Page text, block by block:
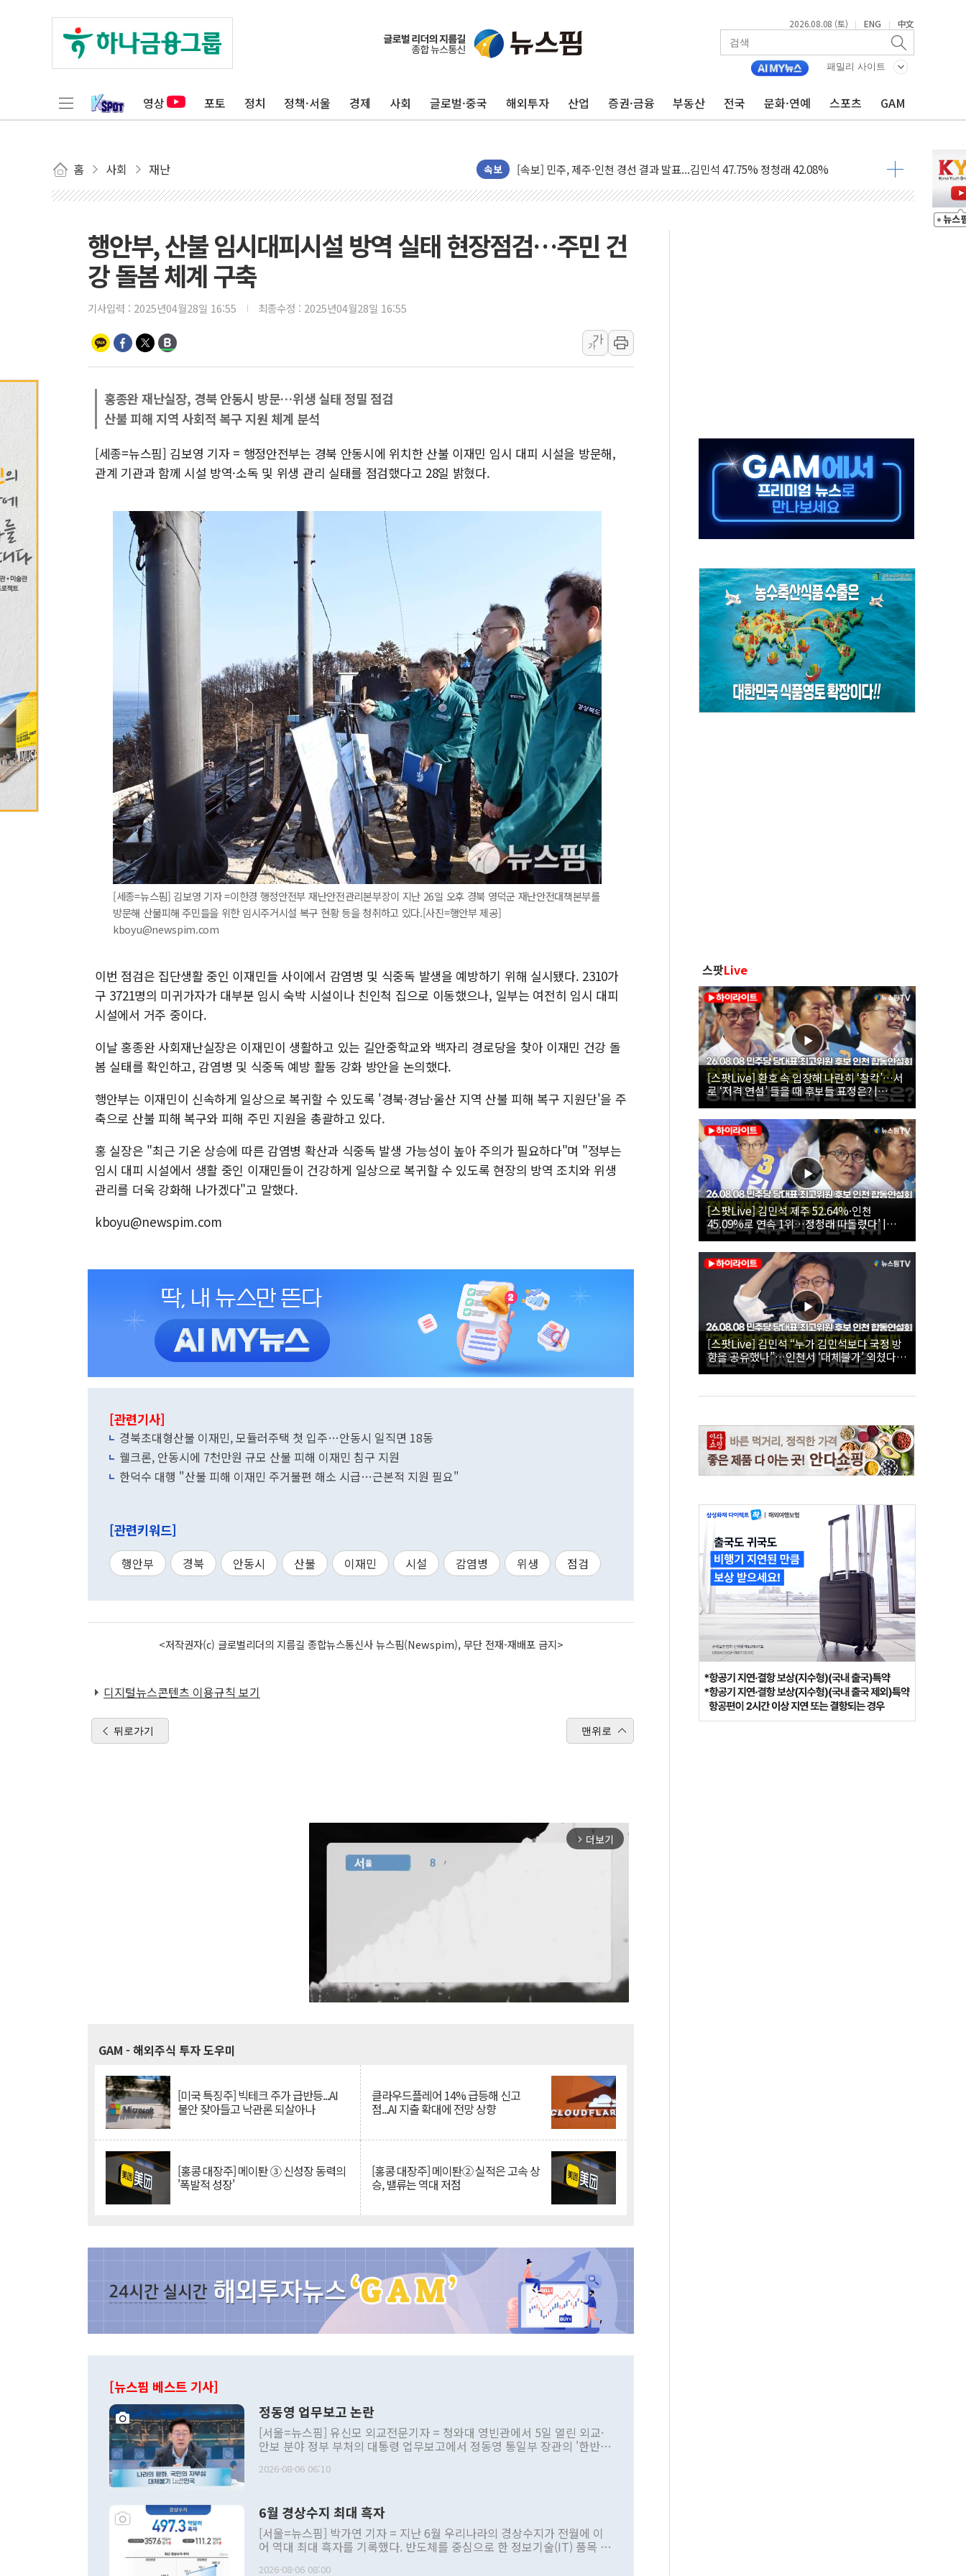
2026.08.08 (토) | ENG | 中文
패밀리 사이트
영상 포토 정치 정책·서울 경제 사회 글로벌·중국 해외투자 산업 증권·금융 부동산 전국 문화·연예 스포츠 GAM
홈 사회 재난 속보
울진·영덕 '호우특보'-포항 '산사태 주의보'...경북도, 호우 피해·통제구간 없어
[종합] 김민석, 정청래에 '0.86%p' 차 재역전 성공...金 45.42% vs 鄭 44.56%
김민석, 2주차 제주·인천 경선서 정청래에 승리...47.75% vs 42.08%
[속보] 민주, 인천 경선 결과 발표...김민석 45.09% 정청래 43.27% 송영길 11.63%
[속보] 민주, 제주 경선 결과 발표...김민석 52.64% 정청래 39.89% 송영길 7.47%
美, 이란전 출구전략 만지작…공습 한계·탄약 부족 현실화
李대통령 "결혼 때문에 손해 보는 일 없게"…'결혼 페널티' 22개 과제 손본다
여수 오동도 인근 해상서 모터보트 전복…1명 사망·1명 실종
'화합' 꺼낸 김민석에 '뻔뻔' 받아친 정청래…제주 연설서 신경전 고조
李대통령, ISA 개편 재검토 지시…與 "적극 환영"·野 "졸속 국정"
행안부, 산불 임시대피시설 방역 실태 현장점검…주민 건
강 돌봄 체계 구축
기사입력 : 2025년04월28일 16:55 최종수정 : 2025년04월28일 16:55
가
가
홍종완 재난실장, 경북 안동시 방문…위생 실태 정밀 점검
산불 피해 지역 사회적 복구 지원 체계 분석
[세종=뉴스핌] 김보영 기자 = 행정안전부는 경북 안동시에 위치한 산불 이재민 임시 대피 시설을 방문해,
관계 기관과 함께 시설 방역·소독 및 위생 관리 실태를 점검했다고 28일 밝혔다.
[세종=뉴스핌] 김보영 기자 =이한경 행정안전부 재난안전관리본부장이 지난 26일 오후 경북 영덕군 재난안전대책본부를
방문해 산불피해 주민들을 위한 임시주거시설 복구 현황 등을 청취하고 있다.[사진=행안부 제공]
kboyu@newspim.com
이번 점검은 집단생활 중인 이재민들 사이에서 감염병 및 식중독 발생을 예방하기 위해 실시됐다. 2310가
구 3721명의 미귀가자가 대부분 임시 숙박 시설이나 친인척 집으로 이동했으나, 일부는 여전히 임시 대피
시설에서 거주 중이다.
이날 홍종완 사회재난실장은 이재민이 생활하고 있는 길안중학교와 백자리 경로당을 찾아 이재민 건강 돌
봄 실태를 확인하고, 감염병 및 식중독 예방 활동 강화 방안을 논의했다.
행안부는 이재민이 신속하게 일상으로 복귀할 수 있도록 '경북·경남·울산 지역 산불 피해 복구 지원단'을 주
축으로 산불 피해 복구와 피해 주민 지원을 총괄하고 있다.
홍 실장은 "최근 기온 상승에 따른 감염병 확산과 식중독 발생 가능성이 높아 주의가 필요하다"며 "정부는
임시 대피 시설에서 생활 중인 이재민들이 건강하게 일상으로 복귀할 수 있도록 현장의 방역 조치와 위생
관리를 더욱 강화해 나가겠다"고 말했다.
kboyu@newspim.com
[관련기사]
경북초대형산불 이재민, 모듈러주택 첫 입주…안동시 일직면 18동
웰크론, 안동시에 7천만원 규모 산불 피해 이재민 침구 지원
한덕수 대행 "산불 피해 이재민 주거불편 해소 시급…근본적 지원 필요"
[관련키워드]
행안부 경북 안동시 산불 이재민 시설 감염병 위생 점검
<저작권자(c) 글로벌리더의 지름길 종합뉴스통신사 뉴스핌(Newspim), 무단 전재-재배포 금지>
디지털뉴스콘텐츠 이용규칙 보기
뒤로가기 맨위로
arrow_forward_ios 더보기
GAM - 해외주식 투자 도우미
[미국 특징주] 빅테크 주가 급반등...AI
불안 잦아들고 낙관론 되살아나
클라우드플레어 14% 급등해 신고
점...AI 지출 확대에 전망 상향
[홍콩 대장주] 메이퇀 ③ 신성장 동력의
'폭발적 성장'
[홍콩 대장주] 메이퇀② 실적은 고속 상
승, 밸류는 역대 저점
[뉴스핌 베스트 기사]
정동영 업무보고 논란
[서울=뉴스핌] 유신모 외교전문기자 = 청와대 영빈관에서 5일 열린 외교·
안보 분야 정부 부처의 대통령 업무보고에서 정동영 통일부 장관의 '한반도
발언 중에는 정부 내 조율을 거치지 않은 사안을 정책으로 추진하겠다고 공
주의적 희망에 근거한 비현실적 구상'이라는 비판을 내놨다. 그동안 정 장
관의 대북 정책 관련 발언이 물의를 빚은 적은 여러 번 있지만 대통령과 유
관 부처 장관이 공개적으로 부정적 입장을 표명한 것은 이례적이다. 정 장
관의 무리한 대북 접근법과 월권을 제어해야 한다는 목소리도 높아지고 있
다. [정동영 통일부 장관이 지난달 23일 오후 서울 종로구 정부서울청사에
2026-08-06 06:10
6월 경상수지 최대 흑자
[서울=뉴스핌] 박가연 기자 = 지난 6월 우리나라의 경상수지가 전월에 이
어 역대 최대 흑자를 기록했다. 반도체를 중심으로 한 정보기술(IT) 품목 수
2026-08-06 08:00
스팟Live
[스팟Live] 환호 속 입장해 나란히 ‘찰칵’…서
로 ‘저격 연설’ 들을 때 후보들 표정은? |
26.08.08 더불어민주당 당대표·최고위원 후
보 인천 합동연설회
[스팟Live] 김민석 제주 52.64%·인천
45.09%로 연속 1위…정청래 따돌렸다’ |
26.08.08 더불어민주당 당대표·최고위원 후
보 인천 합동연설회
[스팟Live] 김민석 “누가 김민석보다 국정 방
향을 공유했나”…인천서 ‘대체불가’ 외쳤다 |
26.08.08 더불어민주당 당대표·최고위원 후